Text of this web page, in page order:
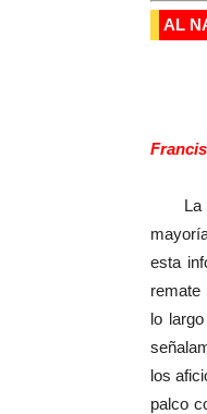
AL
La
esta
remate
lo
los
palco